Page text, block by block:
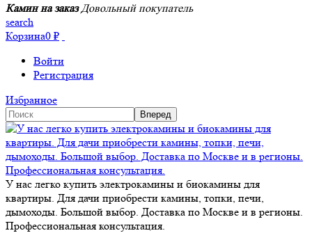
Камин на заказ Довольный покупатель
search
Корзина0 ₽
Войти
Регистрация
Избранное
У нас легко купить электрокамины и биокамины для
квартиры. Для дачи приобрести камины, топки, печи,
дымоходы. Большой выбор. Доставка по Москве и в регионы.
Профессиональная консультация.